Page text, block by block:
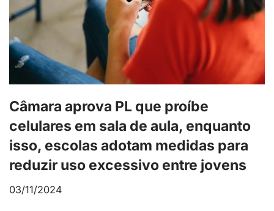
Câmara aprova PL que proíbe
celulares em sala de aula, enquanto
isso, escolas adotam medidas para
reduzir uso excessivo entre jovens
03/11/2024